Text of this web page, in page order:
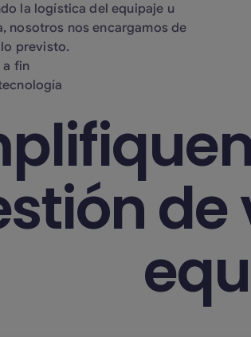
la logística del equipaje u
nosotros nos encargamos de
previsto.
a fin
de